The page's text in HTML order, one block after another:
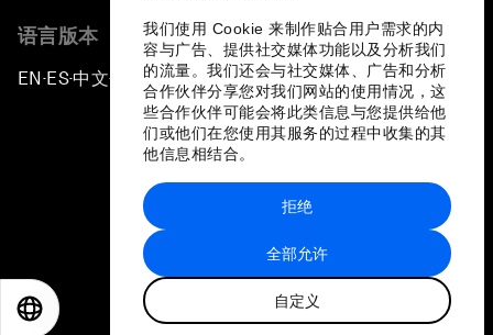
我们使用 Cookie 来制作贴合用户需求的内
容与广告、提供社交媒体功能以及分析我们
的流量。我们还会与社交媒体、广告和分析
合作伙伴分享您对我们网站的使用情况，这
些合作伙伴可能会将此类信息与您提供给他
们或他们在您使用其服务的过程中收集的其
他信息相结合。
全部允许
自定义
拒绝
语言版本
EN ▪ES▪中文▪ 日本語
站点地图
世界经济论坛